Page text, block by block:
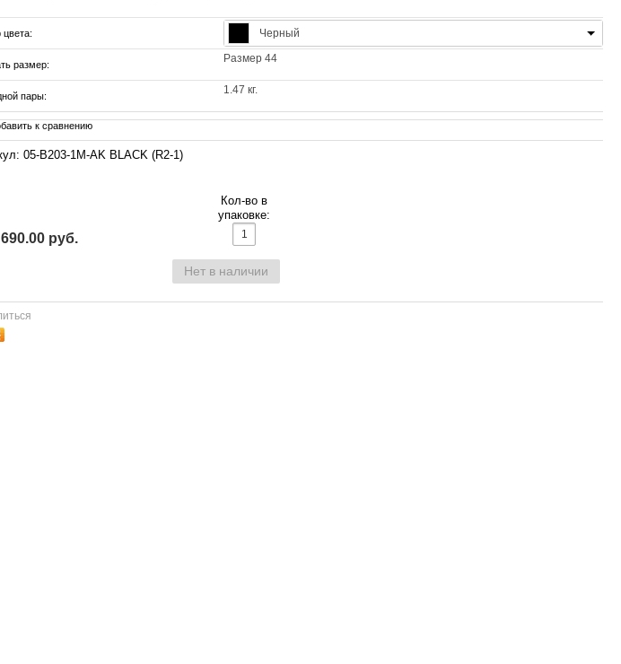
Черный
размер: Размер 44
пары: 1.47 кг.
к сравнению
05-B203-1M-AK BLACK (R2-1)
руб.
Кол-во в
упаковке:
Нет в наличии